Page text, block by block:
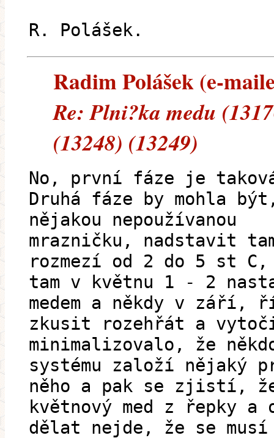
R. Polášek.
Radim Polášek (e-
Re: Plni?ka medu
(13248) (13249)
No, první fáze je
Druhá fáze by mohla
nějakou nepoužívanou
mrazničku, nadstavit
rozmezí od 2 do 5 st
tam v květnu 1 - 2
medem a někdy v září,
zkusit rozehřát a
minimalizovalo, že
systému založí nějaký
něho a pak se zjistí,
květnový med z řepky a
dělat nejde, že se musí